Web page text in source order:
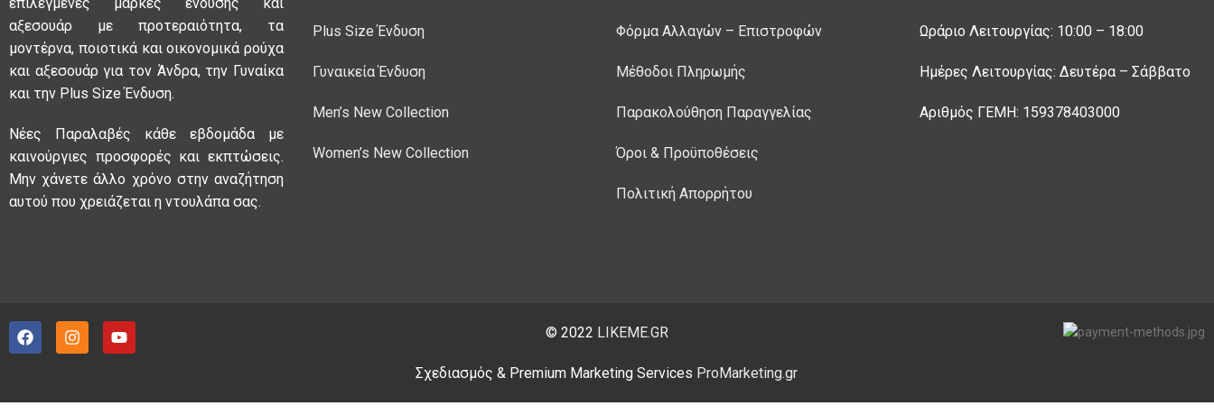
αξεσουάρ με προτεραιότητα, τα
μοντέρνα, ποιοτικά και οικονομικά ρούχα
και αξεσουάρ για τον Άνδρα, την Γυναίκα
και την Plus Size Ένδυση.
Νέες Παραλαβές κάθε εβδομάδα με
καινούργιες προσφορές και εκπτώσεις.
Μην χάνετε άλλο χρόνο στην αναζήτηση
αυτού που χρειάζεται η ντουλάπα σας.
Plus Size Ένδυση
Γυναικεία Ένδυση
Men’s New Collection
Women’s New Collection
Φόρμα Αλλαγών – Επιστροφών
Μέθοδοι Πληρωμής
Παρακολούθηση Παραγγελίας
Όροι & Προϋποθέσεις
Πολιτική Απορρήτου
Ωράριο Λειτουργίας: 10:00 – 18:00
Ημέρες Λειτουργίας: Δευτέρα – Σάββατο
Αριθμός ΓΕΜΗ: 159378403000
© 2022 LIKEME.GR
Σχεδιασμός & Premium Marketing Services ProMarketing.gr